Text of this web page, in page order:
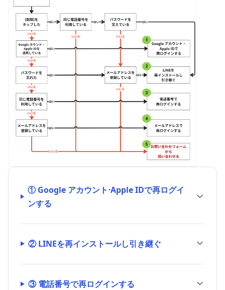
① Google アカウント⋅Apple IDで再ログイ
ンする
② LINEを再インストールし引き継ぐ
③ 電話番号で再ログインする